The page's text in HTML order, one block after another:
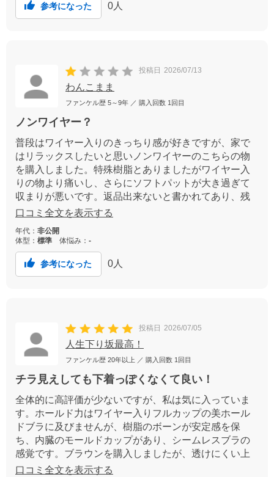
参考になった 0 人
投稿日 2026/07/13
わんこまま
ファンケル歴 5～9年 ／ 購入回数 1回目
ノンワイヤー？
普段はワイヤー入りのきっちり感が好きですが、家で
はリラックスしたいと思いノンワイヤーのこちらの物
を購入しました。特殊樹脂とありましたがワイヤー入
りの物より痛いし、さらにソフトパットが大き過ぎて
収まりが悪いです。返品出来ないと書かれてあり、残
念です。
口コミ全文を表示する
年代： 非公開
体型： 標準 体悩み： -
参考になった 0 人
投稿日 2026/07/05
人生下り坂最高！
ファンケル歴 20年以上 ／ 購入回数 1回目
チラ見えしても下着っぽくなくて良い！
全体的に高評価が少ないですが、私は気に入っていま
す。ホールド力はワイヤー入りフルカップの美ホール
ドブラに及びませんが、樹脂のボーンが安定感を保
ち、内臓のモールドカップがあり、シームレスブラの
感覚です。ブラウンを購入しましたが、透けにくい上
に、脇から見えても下着っぽさがなく、ノースリーブ
口コミ全文を表示する